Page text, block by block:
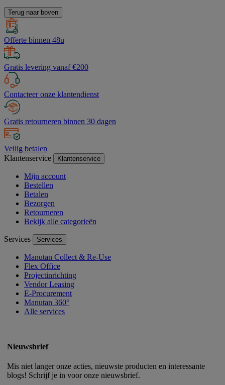
Terug naar boven
Offerte binnen 48u
Gratis levering vanaf €200
Contacteer onze klantendienst
Gratis retourneren binnen 30 dagen
Veilig betalen
Klantenservice
Klantenservice
Mijn account
Bestellen
Betalen
Bezorgen
Retourneren
Bekijk alle categorieën
Services Services
Manutan Collect & Re-Use
Flex Office
Projectinrichting
Vendor Leasing
E-Procurement
Manutan 360°
Alle services
Nieuwsbrief
Mis niet langer onze acties, nieuwste producten en interessante
blogs! Schrijf je in voor onze nieuwsbrief.